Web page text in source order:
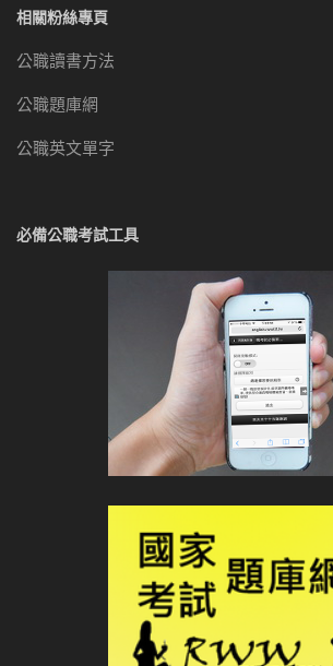
相關粉絲專頁
公職讀書方法
公職題庫網
公職英文單字
必備公職考試工具